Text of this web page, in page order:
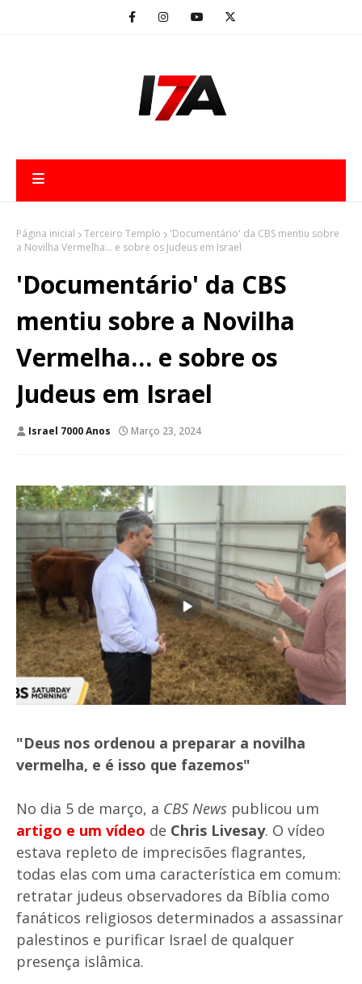
Página inicial Terceiro Templo
'Documentário' da CBS mentiu sobre
a Novilha Vermelha… e sobre os Judeus em Israel
'Documentário' da CBS
mentiu sobre a Novilha
Vermelha… e sobre os
Judeus em Israel
Israel 7000 Anos Março 23, 2024
"Deus nos ordenou a preparar a novilha
vermelha, e é isso que fazemos"
No dia 5 de março, a CBS News publicou um
artigo e um vídeo de Chris Livesay. O vídeo
estava repleto de imprecisões flagrantes,
todas elas com uma característica em comum:
retratar judeus observadores da Bíblia como
fanáticos religiosos determinados a assassinar
palestinos e purificar Israel de qualquer
presença islâmica.